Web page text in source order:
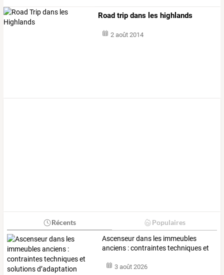
Road trip dans les highlands
2 août 2014
Récents Populaires
Ascenseurdans les immeubles
anciens :contraintestechniqueset
3 août 2026